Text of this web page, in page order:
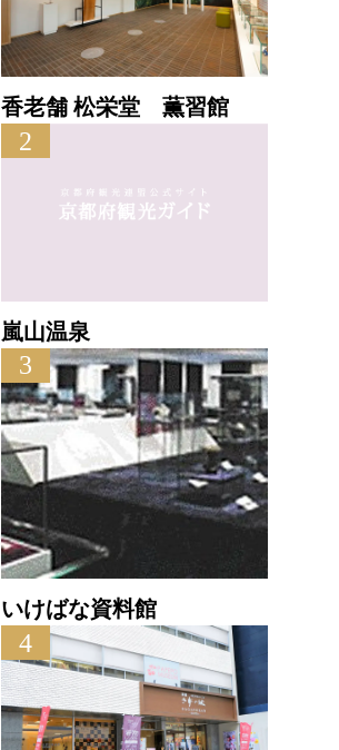
香老舗 松栄堂 薫習館
2
嵐山温泉
3
いけばな資料館
4